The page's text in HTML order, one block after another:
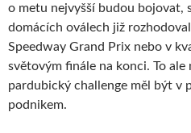
o metu nejvyšší budou bojovat,
domácích oválech již
Speedway Grand Prix nebo v
světovým finále na konci. To ale
pardubický challenge měl být v
podnikem.